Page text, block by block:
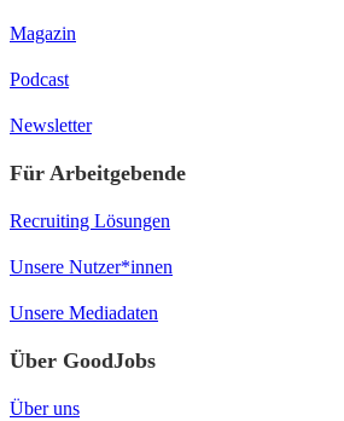
Magazin
Podcast
Newsletter
Für Arbeitgebende
Recruiting Lösungen
Unsere Nutzer*innen
Unsere Mediadaten
Über GoodJobs
Über uns